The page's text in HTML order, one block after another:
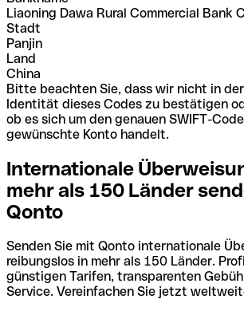
Liaoning Dawa Rural Commercial Bank
Stadt
Panjin
Land
China
Bitte beachten Sie, dass wir nicht in
Identität dieses Codes zu bestätigen
ob es sich um den genauen SWIFT-
gewünschte Konto handelt.
Internationale
mehr als 150 Länder
Qonto
Senden Sie mit Qonto internationale
reibungslos in mehr als 150 Länder.
günstigen Tarifen, transparenten
Service. Vereinfachen Sie jetzt